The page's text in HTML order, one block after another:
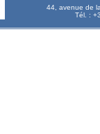
44, avenue de
Tél. :